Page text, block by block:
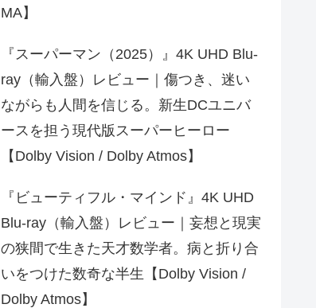
MA】
『スーパーマン（2025）』4K UHD Blu-
ray（輸入盤）レビュー｜傷つき、迷い
ながらも人間を信じる。新生DCユニバ
ースを担う現代版スーパーヒーロー
【Dolby Vision / Dolby Atmos】
『ビューティフル・マインド』4K UHD
Blu-ray（輸入盤）レビュー｜妄想と現実
の狭間で生きた天才数学者。病と折り合
いをつけた数奇な半生【Dolby Vision /
Dolby Atmos】